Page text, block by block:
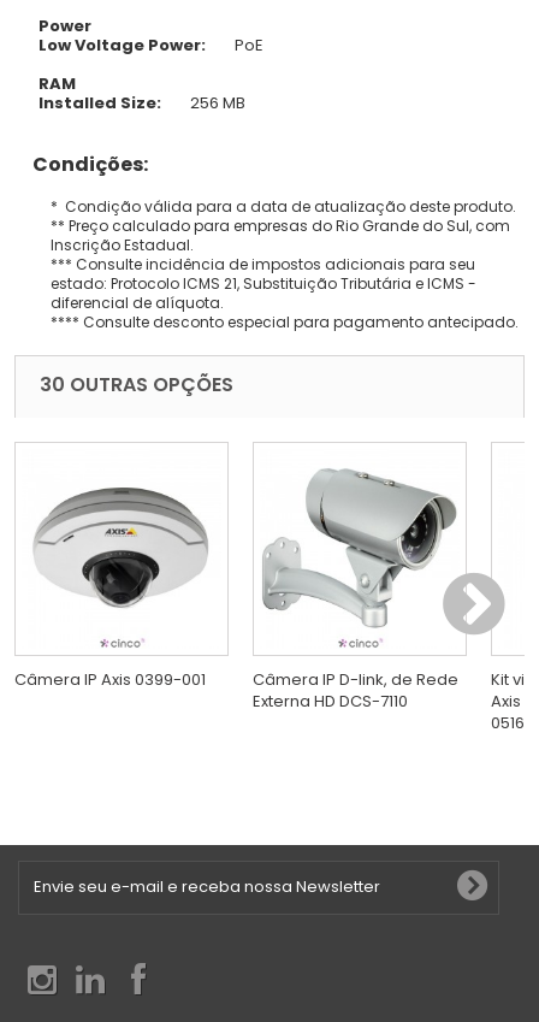
Power
Low Voltage Power:
PoE
RAM
Installed Size:
256 MB
Condições:
* Condição válida para a data de atualização deste produto.
** Preço calculado para empresas do Rio Grande do Sul, com
Inscrição Estadual.
*** Consulte incidência de impostos adicionais para seu
estado: Protocolo ICMS 21, Substituição Tributária e ICMS -
diferencial de alíquota.
**** Consulte desconto especial para pagamento antecipado.
30 OUTRAS OPÇÕES
Câmera IP Axis 0399-001
Câmera IP D-link, de Rede
Externa HD DCS-7110
Kit
Axis
0516-